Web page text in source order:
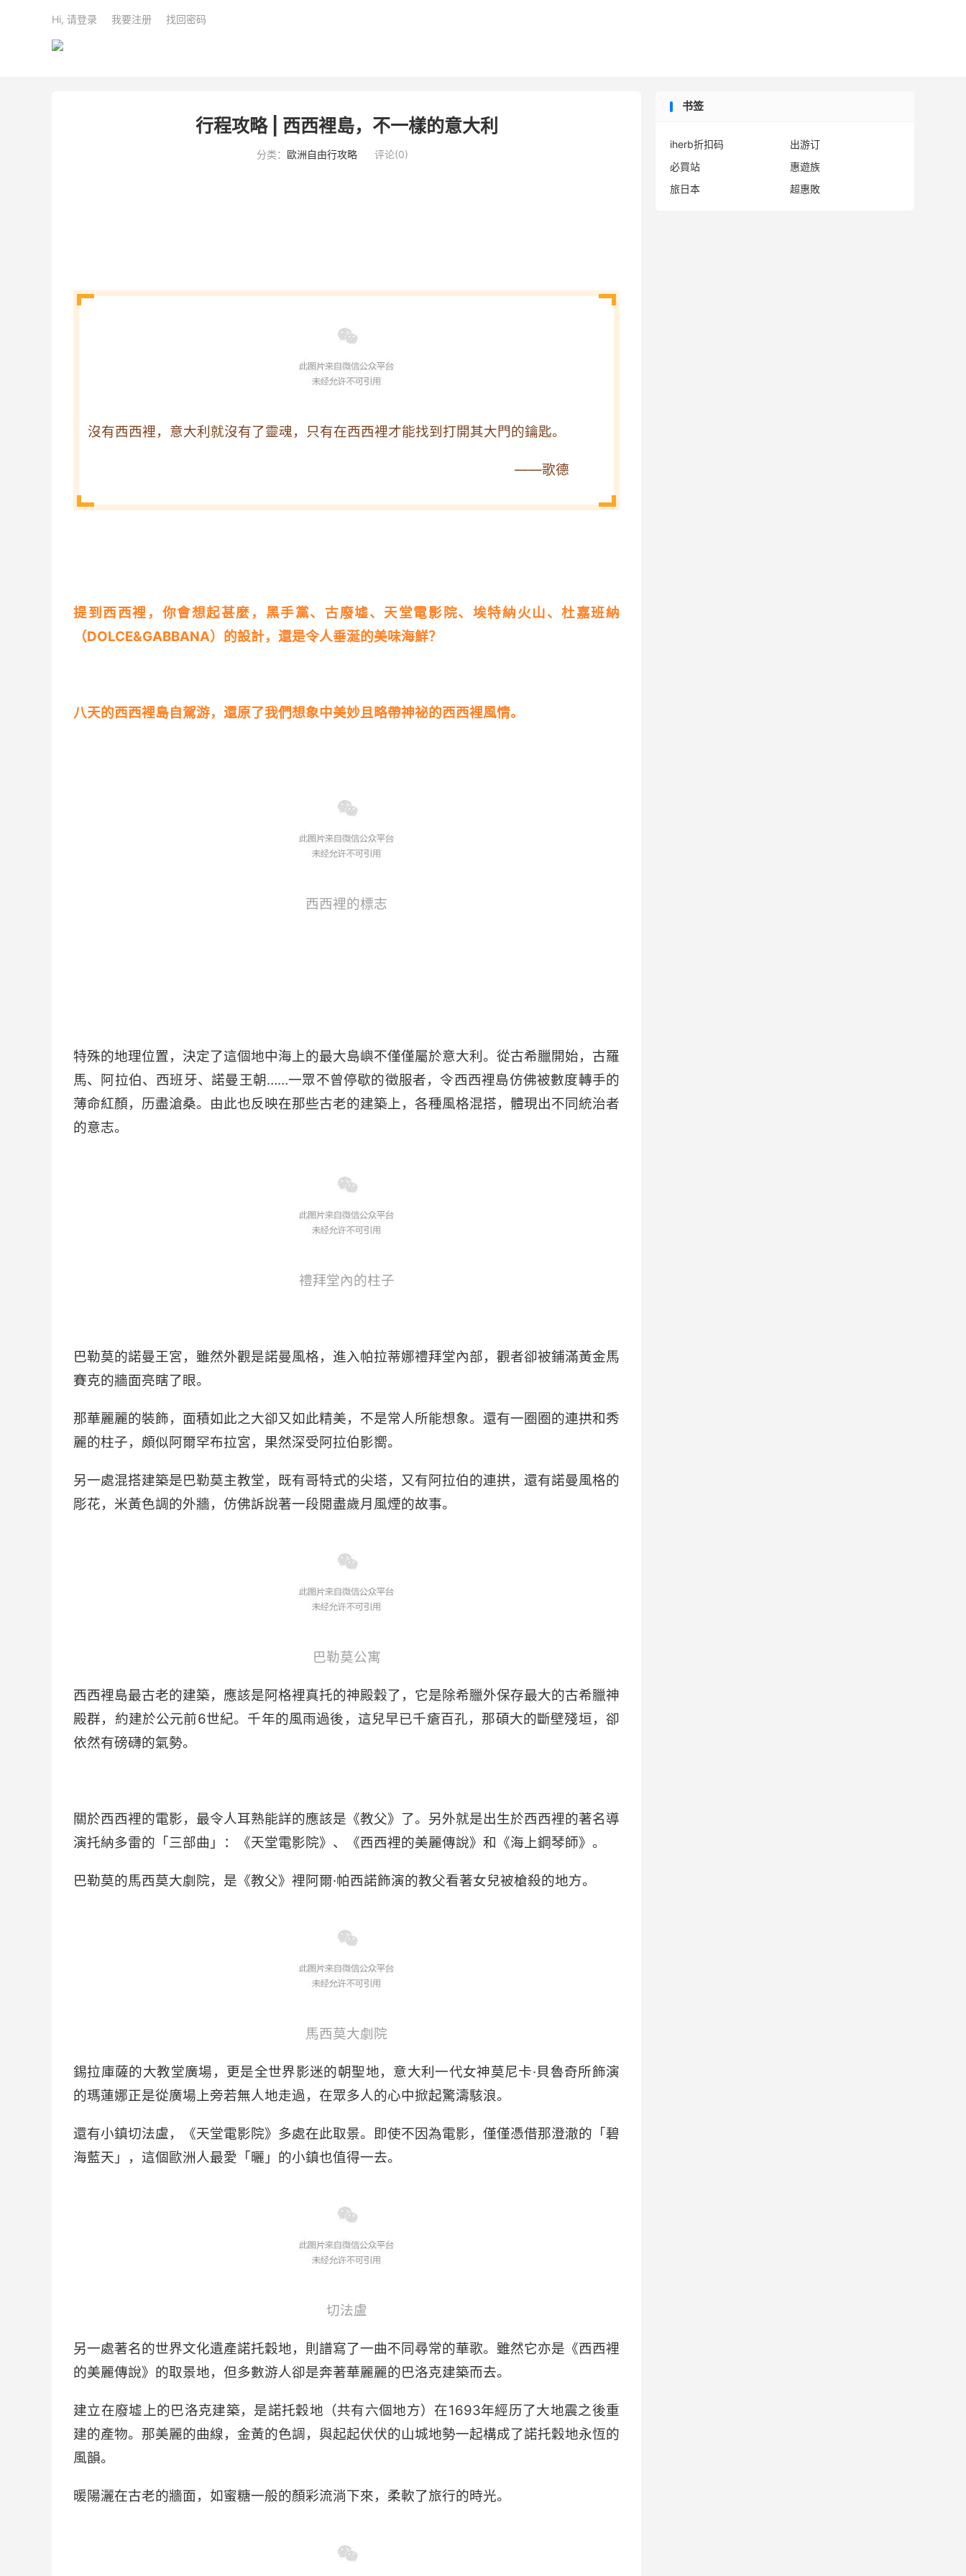
Hi, 请登录 我要注册 找回密码
行程攻略 | 西西裡島，不一樣的意大利
分类： 歐洲自由行攻略 评论(0)
沒有西西裡，意大利就沒有了靈魂，只有在西西裡才能找到打開其大門的鑰匙。
——歌德
提到西西裡，你會想起甚麼，黑手黨、古廢墟、天堂電影院、埃特納火山、杜嘉班納
（DOLCE&GABBANA）的設計，還是令人垂涎的美味海鮮？
八天的西西裡島自駕游，還原了我們想象中美妙且略帶神祕的西西裡風情。
西西裡的標志
特殊的地理位置，決定了這個地中海上的最大島嶼不僅僅屬於意大利。從古希臘開始，古羅
馬、阿拉伯、西班牙、諾曼王朝……一眾不曾停歇的徵服者，令西西裡島仿佛被數度轉手的
薄命紅顏，历盡滄桑。由此也反映在那些古老的建築上，各種風格混搭，體現出不同統治者
的意志。
禮拜堂內的柱子
巴勒莫的諾曼王宮，雖然外觀是諾曼風格，進入帕拉蒂娜禮拜堂內部，觀者卻被鋪滿黃金馬
賽克的牆面亮瞎了眼。
那華麗麗的裝飾，面積如此之大卻又如此精美，不是常人所能想象。還有一圈圈的連拱和秀
麗的柱子，頗似阿爾罕布拉宮，果然深受阿拉伯影嚮。
另一處混搭建築是巴勒莫主教堂，既有哥特式的尖塔，又有阿拉伯的連拱，還有諾曼風格的
彫花，米黃色調的外牆，仿佛訴說著一段閱盡歲月風煙的故事。
巴勒莫公寓
西西裡島最古老的建築，應該是阿格裡真托的神殿穀了，它是除希臘外保存最大的古希臘神
殿群，約建於公元前6世紀。千年的風雨過後，這兒早已千瘡百孔，那碩大的斷壁殘垣，卻
依然有磅礴的氣勢。
關於西西裡的電影，最令人耳熟能詳的應該是《教父》了。另外就是出生於西西裡的著名導
演托納多雷的「三部曲」：《天堂電影院》、《西西裡的美麗傳說》和《海上鋼琴師》。
巴勒莫的馬西莫大劇院，是《教父》裡阿爾·帕西諾飾演的教父看著女兒被槍殺的地方。
馬西莫大劇院
錫拉庫薩的大教堂廣場，更是全世界影迷的朝聖地，意大利一代女神莫尼卡·貝魯奇所飾演
的瑪蓮娜正是從廣場上旁若無人地走過，在眾多人的心中掀起驚濤駭浪。
還有小鎮切法盧，《天堂電影院》多處在此取景。即使不因為電影，僅僅憑借那澄澈的「碧
海藍天」，這個歐洲人最愛「曬」的小鎮也值得一去。
切法盧
另一處著名的世界文化遺產諾托穀地，則譜寫了一曲不同尋常的華歌。雖然它亦是《西西裡
的美麗傳說》的取景地，但多數游人卻是奔著華麗麗的巴洛克建築而去。
建立在廢墟上的巴洛克建築，是諾托穀地（共有六個地方）在1693年經历了大地震之後重
建的產物。那美麗的曲線，金黃的色調，與起起伏伏的山城地勢一起構成了諾托穀地永恆的
風韻。
暖陽灑在古老的牆面，如蜜糖一般的顏彩流淌下來，柔軟了旅行的時光。
书签
iherb折扣码
出游订
必買站
惠遊族
旅日本
超惠敗